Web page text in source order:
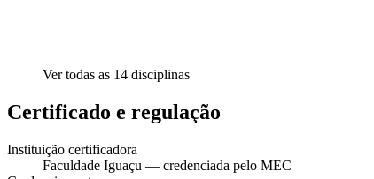
Ver todas as 14 disciplinas
Certificado e regulação
Instituição certificadora
Faculdade Iguaçu — credenciada pelo MEC